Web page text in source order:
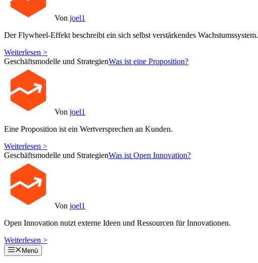
Von joel1
Der Flywheel-Effekt beschreibt ein sich selbst verstärkendes Wachstumssystem.
Weiterlesen >
Geschäftsmodelle und StrategienWas ist eine Proposition?
Von joel1
Eine Proposition ist ein Wertversprechen an Kunden.
Weiterlesen >
Geschäftsmodelle und StrategienWas ist Open Innovation?
Von joel1
Open Innovation nutzt externe Ideen und Ressourcen für Innovationen.
Weiterlesen >
Menü